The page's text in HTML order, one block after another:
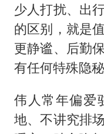
少人打扰、出
的区别，就是
更静谧、后勤
有任何特殊隐秘
伟人常年偏爱
地、不讲究排